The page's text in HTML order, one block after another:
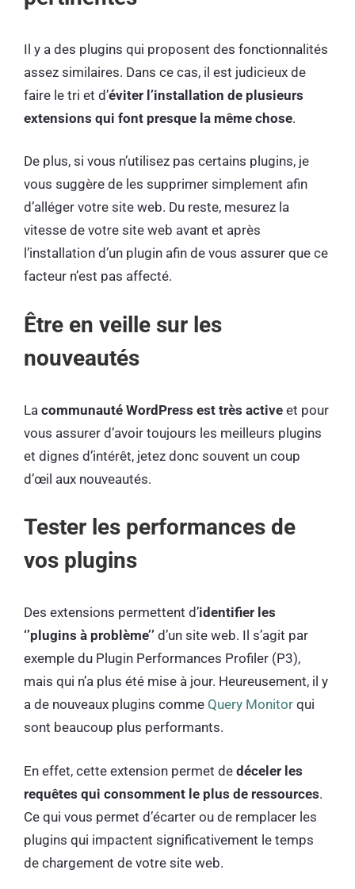
Il y a des plugins qui proposent des fonctionnalités
assez similaires. Dans ce cas, il est judicieux de
faire le tri et d’éviter l’installation de plusieurs
extensions qui font presque la même chose.
De plus, si vous n’utilisez pas certains plugins, je
vous suggère de les supprimer simplement afin
d’alléger votre site web. Du reste, mesurez la
vitesse de votre site web avant et après
l’installation d’un plugin afin de vous assurer que ce
facteur n’est pas affecté.
Être en veille sur les
nouveautés
La communauté WordPress est très active et pour
vous assurer d’avoir toujours les meilleurs plugins
et dignes d’intérêt, jetez donc souvent un coup
d’œil aux nouveautés.
Tester les performances de
vos plugins
Des extensions permettent d’identifier les
‘’plugins à problème’’ d’un site web. Il s’agit par
exemple du Plugin Performances Profiler (P3),
mais qui n’a plus été mise à jour. Heureusement, il y
a de nouveaux plugins comme Query Monitor qui
sont beaucoup plus performants.
En effet, cette extension permet de déceler les
requêtes qui consomment le plus de ressources.
Ce qui vous permet d’écarter ou de remplacer les
plugins qui impactent significativement le temps
de chargement de votre site web.